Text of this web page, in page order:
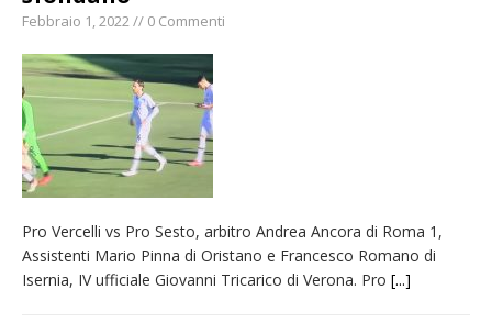
Febbraio 1, 2022 // 0 Commenti
Pro Vercelli vs Pro Sesto, arbitro Andrea Ancora di Roma 1,
Assistenti Mario Pinna di Oristano e Francesco Romano di
Isernia, IV ufficiale Giovanni Tricarico di Verona. Pro [...]